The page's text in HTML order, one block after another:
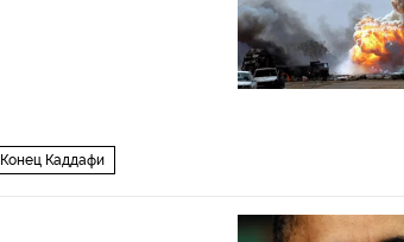
Конец Каддафи